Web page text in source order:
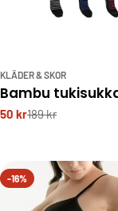
KLÄDER & SKOR
Bambu
50 kr189 kr
-16%